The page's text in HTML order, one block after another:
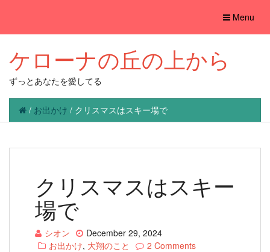
Toggle
Menu
ケローナの丘の上から
ずっとあなたを愛してる
/ お出かけ / クリスマスはスキー場で
クリスマスはスキー
場で
シオン
December 29, 2024
お出かけ, 大翔のこと
2 Comments